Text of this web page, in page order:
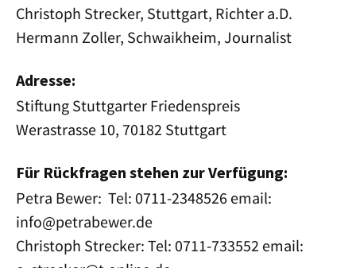
Christoph Strecker, Stuttgart, Richter a.D.
Hermann Zoller, Schwaikheim, Journalist
Adresse:
Stiftung Stuttgarter Friedenspreis
Werastrasse 10, 70182 Stuttgart
Für Rückfragen stehen zur Verfügung:
Petra Bewer: Tel: 0711-2348526 email:
info@petrabewer.de
Christoph Strecker: Tel: 0711-733552 email: